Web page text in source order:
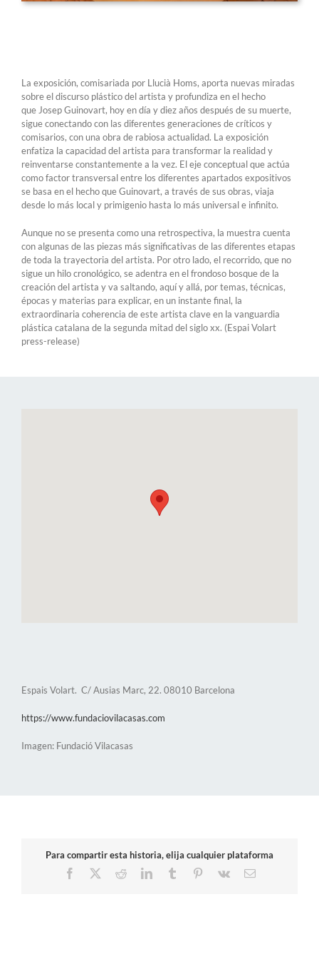
La exposición, comisariada por Llucià Homs, aporta nuevas miradas
sobre el discurso plástico del artista y profundiza en el hecho
que Josep Guinovart, hoy en día y diez años después de su muerte,
sigue conectando con las diferentes generaciones de críticos y
comisarios, con una obra de rabiosa actualidad. La exposición
enfatiza la capacidad del artista para transformar la realidad y
reinventarse constantemente a la vez. El eje conceptual que actúa
como factor transversal entre los diferentes apartados expositivos
se basa en el hecho que Guinovart, a través de sus obras, viaja
desde lo más local y primigenio hasta lo más universal e infinito.
Aunque no se presenta como una retrospectiva, la muestra cuenta
con algunas de las piezas más significativas de las diferentes etapas
de toda la trayectoria del artista. Por otro lado, el recorrido, que no
sigue un hilo cronológico, se adentra en el frondoso bosque de la
creación del artista y va saltando, aquí y allá, por temas, técnicas,
épocas y materias para explicar, en un instante final, la
extraordinaria coherencia de este artista clave en la vanguardia
plástica catalana de la segunda mitad del siglo xx. (Espai Volart
press-release)
Espais Volart. C/ Ausias Marc, 22. 08010 Barcelona
https://www.fundaciovilacasas.com
Imagen: Fundació Vilacasas
Para compartir esta historia, elija cualquier plataforma
Facebook
RedditLinkedInTumblr Pinterest
Vk
Correo